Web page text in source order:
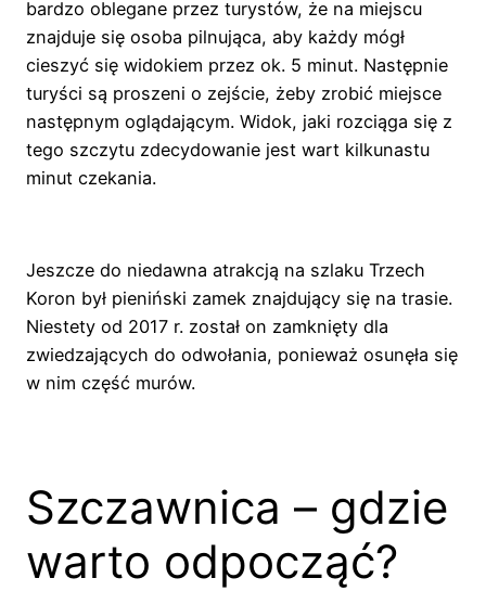
bardzo oblegane przez turystów, że na miejscu
znajduje się osoba pilnująca, aby każdy mógł
cieszyć się widokiem przez ok. 5 minut. Następnie
turyści są proszeni o zejście, żeby zrobić miejsce
następnym oglądającym. Widok, jaki rozciąga się z
tego szczytu zdecydowanie jest wart kilkunastu
minut czekania.
Jeszcze do niedawna atrakcją na szlaku Trzech
Koron był pieniński zamek znajdujący się na trasie.
Niestety od 2017 r. został on zamknięty dla
zwiedzających do odwołania, ponieważ osunęła się
w nim część murów.
Szczawnica – gdzie
warto odpocząć?